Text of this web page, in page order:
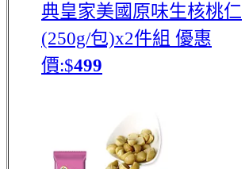
典皇家美國原味生核桃仁
(250g/包)x2件組 優惠
價:$499